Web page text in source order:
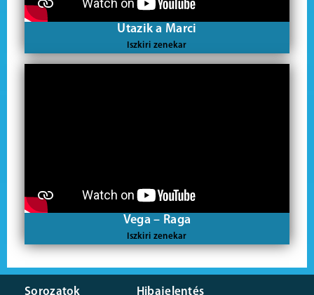
Utazik a Marci
Iszkiri zenekar
Vega – Raga
Iszkiri zenekar
Sorozatok Hibajelentés